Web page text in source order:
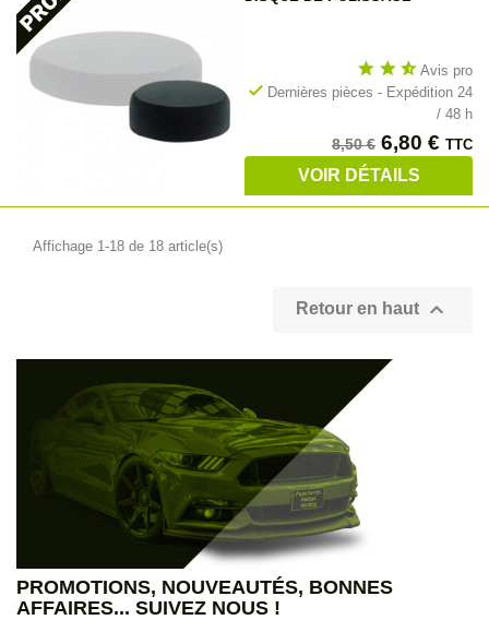
star star star_half Avis pro
check Dernières pièces - Expédition 24
/ 48 h
Prix
de
base
8,50 € Prix
6,80 € TTC
VOIR DÉTAILS
Affichage 1-18 de 18 article(s)
Retour en haut 
PROMOTIONS, NOUVEAUTÉS, BONNES
AFFAIRES... SUIVEZ NOUS !